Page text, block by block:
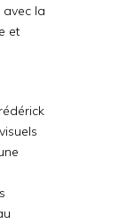
la
et